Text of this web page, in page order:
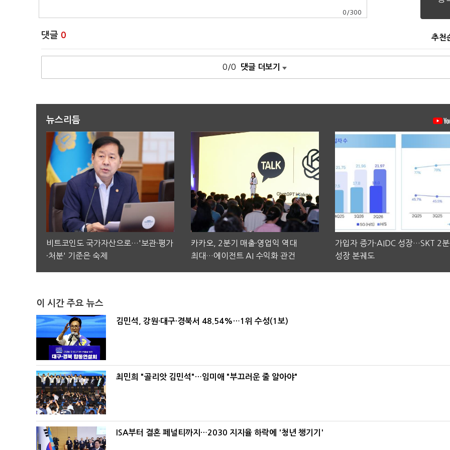
0 /300
댓글 0 추천
0/0 댓글 더보기
뉴스리듬
비트코인도 국가자산으로…'보관·평가
·처분' 기준은 숙제
카카오, 2분기 매출·영업익 역대
최대…에이전트 AI 수익화 관건
가입자 증가·AIDC 성장…SKT 2
성장 본궤도
이 시간 주요 뉴스
김민석, 강원·대구·경북서 48.54%…1위 수성(1보)
최민희 "골리앗 김민석"…임미애 "부끄러운 줄 알아야"
ISA부터 결혼 페널티까지…2030 지지율 하락에 '청년 챙기기'